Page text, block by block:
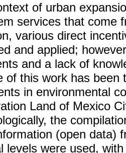
of urban
services that come
various direct
and applied;
and a lack of
of this work has
in environmental
Land of Mexico
the
(open data)
levels were used,